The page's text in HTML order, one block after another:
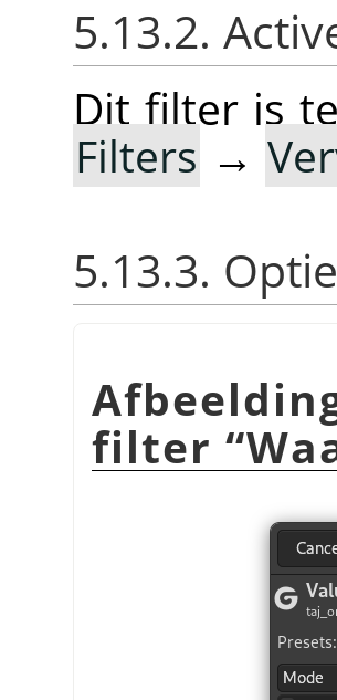
5.13.2.
Dit filter is
Filters →
5.13.3.
filter “